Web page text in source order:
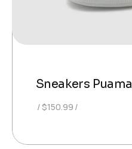
Sneakers Puama
$150.99